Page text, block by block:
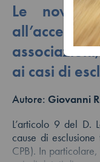
Le novità
ai casi di
Autore: Giovanni
L’articolo 9 del D.
cause di
CPB). In